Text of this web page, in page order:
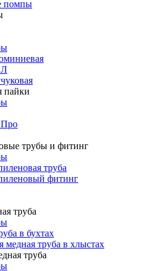
помпы
пайки
Про
трубы и фитинг
труба
фитинг
труба
в бухтах
медная труба в хлыстах
труба